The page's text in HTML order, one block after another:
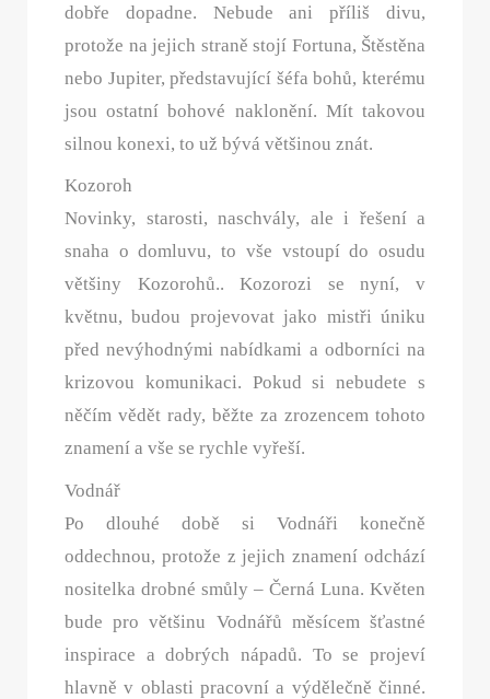
dobře dopadne. Nebude ani příliš divu,
protože na jejich straně stojí Fortuna, Štěstěna
nebo Jupiter, představující šéfa bohů, kterému
jsou ostatní bohové naklonění. Mít takovou
silnou konexi, to už bývá většinou znát.
Kozoroh
Novinky, starosti, naschvály, ale i řešení a
snaha o domluvu, to vše vstoupí do osudu
většiny Kozorohů.. Kozorozi se nyní, v
květnu, budou projevovat jako mistři úniku
před nevýhodnými nabídkami a odborníci na
krizovou komunikaci. Pokud si nebudete s
něčím vědět rady, běžte za zrozencem tohoto
znamení a vše se rychle vyřeší.
Vodnář
Po dlouhé době si Vodnáři konečně
oddechnou, protože z jejich znamení odchází
nositelka drobné smůly – Černá Luna. Květen
bude pro většinu Vodnářů měsícem šťastné
inspirace a dobrých nápadů. To se projeví
hlavně v oblasti pracovní a výdělečně činné.